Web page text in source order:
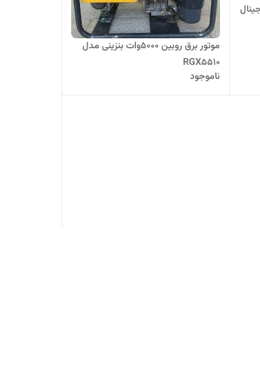
موتور برق روبین 5000وات بنزینی مدل
RGX5510
ناموجود